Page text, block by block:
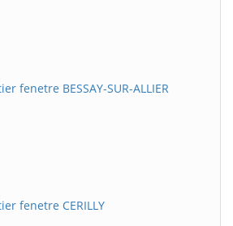
fenetre BESSAY-SUR-ALLIER
fenetre CERILLY